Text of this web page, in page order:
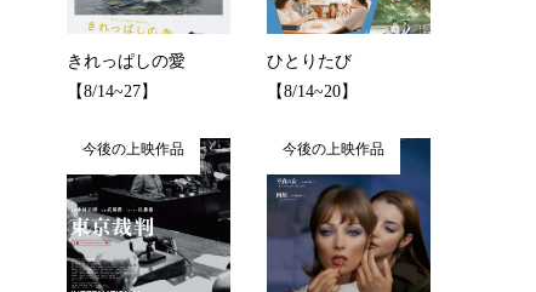
きれっぱしの愛
【8/14~27】
ひとりたび
【8/14~20】
今後の上映作品 今後の上映作品